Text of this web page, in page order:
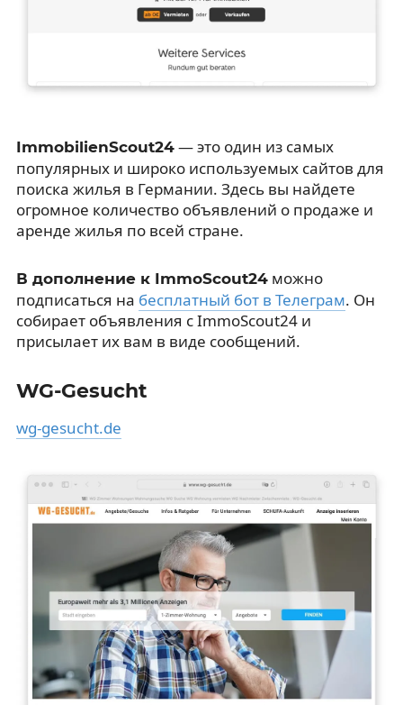
ImmobilienScout24— это один из самых
популярных и широко используемых сайтов для
поиска жилья в Германии. Здесь вы найдете
огромное количество объявлений о продаже и
аренде жилья по всей стране.
В дополнение к ImmoScout24можно
подписаться на бесплатный бот в Телеграм. Он
собирает объявления с ImmoScout24 и
присылает их вам в виде сообщений.
WG-Gesucht
wg-gesucht.de